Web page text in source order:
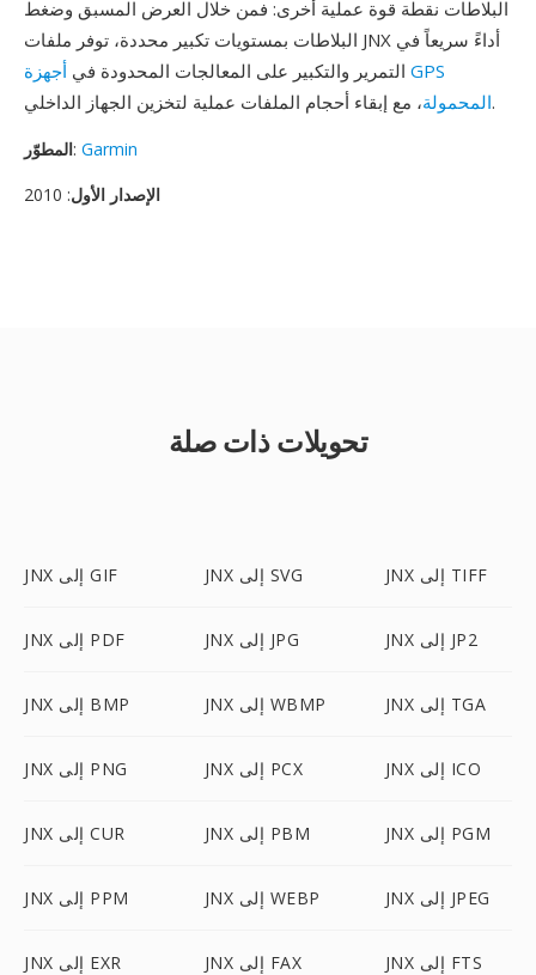
البلاطات نقطة قوة عملية أخرى: فمن خلال العرض المسبق وضغط
البلاطات بمستويات تكبير محددة، توفر ملفات JNX أداءً سريعاً في
التمرير والتكبير على المعالجات المحدودة في أجهزة GPS
المحمولة، مع إبقاء أحجام الملفات عملية لتخزين الجهاز الداخلي.
المطوّر: Garmin
الإصدار الأول: 2010
تحويلات ذات صلة
JNX إلى GIF JNX إلى SVG JNX إلى TIFF
JNX إلى PDF JNX إلى JPG JNX إلى JP2
JNX إلى BMP JNX إلى WBMP JNX إلى TGA
JNX إلى PNG JNX إلى PCX JNX إلى ICO
JNX إلى CUR JNX إلى PBM JNX إلى PGM
JNX إلى PPM JNX إلى WEBP JNX إلى JPEG
JNX إلى EXR JNX إلى FAX JNX إلى FTS